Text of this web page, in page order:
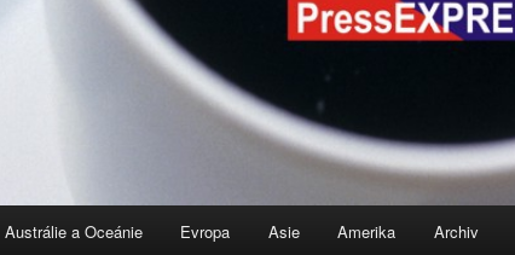
Austrálie a Oceánie Evropa Asie Amerika Archiv